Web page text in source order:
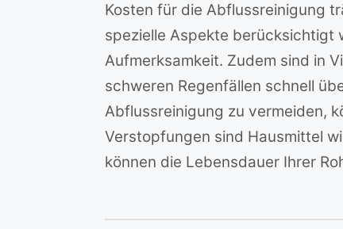
Kosten für die Abflussreinigung
spezielle Aspekte berücksichtigt
Aufmerksamkeit. Zudem sind in
schweren Regenfällen schnell
Abflussreinigung zu vermeiden,
Verstopfungen sind Hausmittel
können die Lebensdauer Ihrer